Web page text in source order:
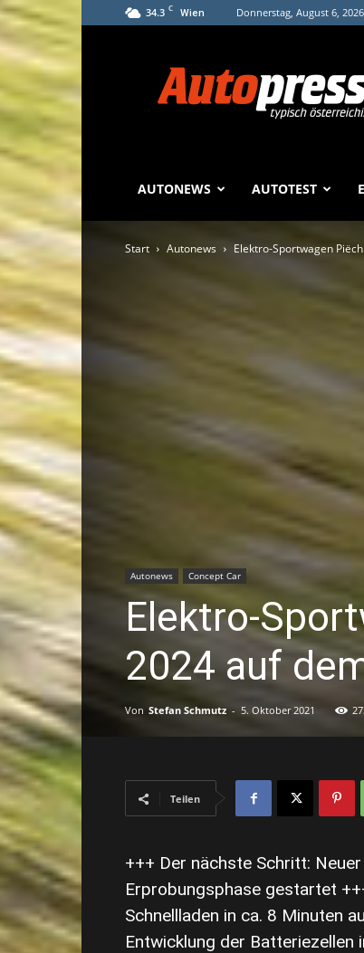
34.3 C Wien Donnerstag, August 6, 2026
AUTONEWS AUTOTEST
Start Autonews Elektro-Sportwagen
Autonews Concept Car
Elektro-
2024 auf
Von Stefan Schmutz - 5. Oktober 2021
Teilen
+++ Der nächste Schritt:
Erprobungsphase gestartet
Schnellladen in ca. 8 Minuten
Entwicklung der Batteriezellen